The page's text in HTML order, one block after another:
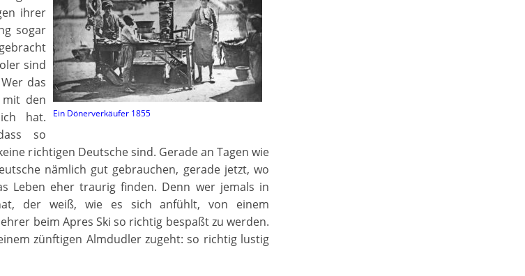
Ein Dönerverkäufer 1855
ihrer
sogar
sind
das
den
hat.
so
richtigen Deutsche sind. Gerade an Tagen wie
nämlich gut gebrauchen, gerade jetzt, wo
Leben eher traurig finden. Denn wer jemals in
der weiß, wie es sich anfühlt, von einem
beim Apres Ski so richtig bespaßt zu werden.
zünftigen Almdudler zugeht: so richtig lustig